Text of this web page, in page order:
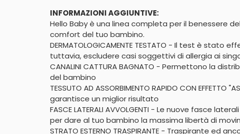
INFORMAZIONI AGGIUNTIVE:
Hello Baby è una linea completa per il benessere
comfort del tuo bambino.
DERMATOLOGICAMENTE TESTATO - Il test è
tuttavia, escludere casi soggettivi di allergia ai
CANALINI CATTURA BAGNATO - Permettono la
del bambino
TESSUTO AD ASSORBIMENTO RAPIDO CON
garantisce un miglior risultato
FASCE LATERALI AVVOLGENTI - Le nuove fasce
per dare al tuo bambino la massima libertà di
STRATO ESTERNO TRASPIRANTE - Traspirante